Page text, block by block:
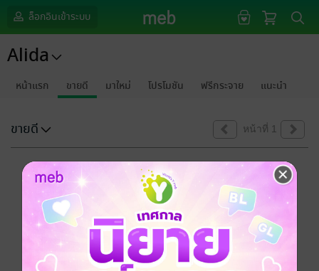
ล็อกอินเข้าระบบ
Alida
หน้าแรก ขายดี มาใหม่ โปรโมชัน ฟรีกระจาย แนะนำ
ขายดี หน้าที่ 1
ขออภัยด้วยนะคะ
ไม่พบข้อมูลในหัวข้อที่คุณกำลังชมค่ะ